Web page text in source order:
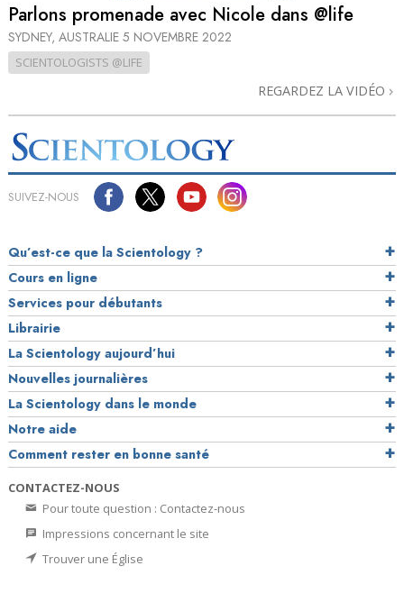
Parlons promenade avec Nicole dans @life
SYDNEY, AUSTRALIE 5 NOVEMBRE 2022
SCIENTOLOGISTS @LIFE
REGARDEZ LA VIDÉO
SUIVEZ-NOUS
Qu’est-ce que la Scientology ?
Cours en ligne
Services pour débutants
Librairie
La Scientology aujourd’hui
Nouvelles journalières
La Scientology dans le monde
Notre aide
Comment rester en bonne santé
CONTACTEZ-NOUS
Pour toute question : Contactez-nous
Impressions concernant le site
Trouver une Église